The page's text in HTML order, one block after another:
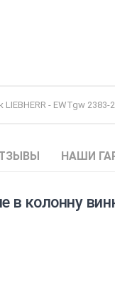
- EWTgw 2383-
НАШИ
в колонну